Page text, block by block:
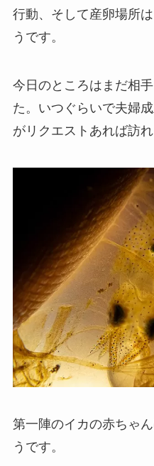
行動、そして産卵場所
うです。
今日のところはまだ相
た。いつぐらいで夫婦
がリクエストあれば訪
第一陣のイカの赤ちゃ
うです。